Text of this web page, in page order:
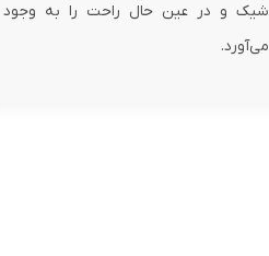
شیک و در عین حال راحت را به وجود
می‌آورد.